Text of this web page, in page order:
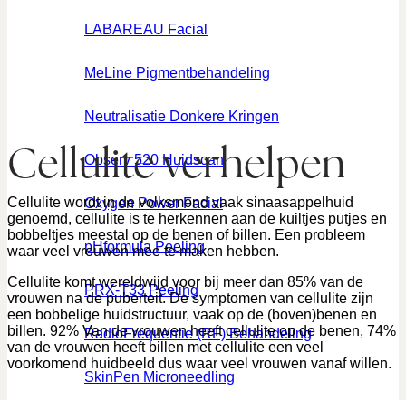
LABAREAU Facial
MeLine Pigmentbehandeling
Neutralisatie Donkere Kringen
Observ 520 Huidscan
Oxygen Power Facial
pHformula Peeling
PRX-T33 Peeling
RadioFrequentie (RF) Behandeling
SkinPen Microneedling
Cellulite verhelpen
Cellulite wordt in de volksmond vaak sinaasappelhuid
genoemd, cellulite is te herkennen aan de kuiltjes putjes en
bobbeltjes meestal op de benen of billen. Een probleem
waar veel vrouwen mee te maken hebben.
Cellulite komt wereldwijd voor bij meer dan 85% van de
vrouwen na de puberteit. De symptomen van cellulite zijn
een bobbelige huidstructuur, vaak op de (boven)benen en
billen. 92% Van de vrouwen heeft cellulite op de benen, 74%
van de vrouwen heeft billen met cellulite een veel
voorkomend huidbeeld dus waar veel vrouwen vanaf willen.